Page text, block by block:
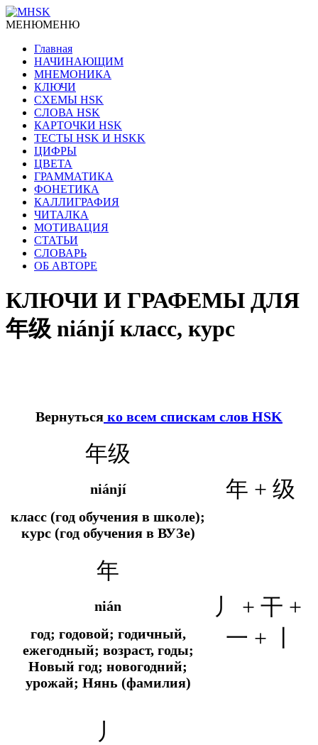
МЕНЮМЕНЮ
Главная
НАЧИНАЮЩИМ
МНЕМОНИКА
КЛЮЧИ
СХЕМЫ HSK
СЛОВА HSK
КАРТОЧКИ HSK
ТЕСТЫ HSK И HSKK
ЦИФРЫ
ЦВЕТА
ГРАММАТИКА
ФОНЕТИКА
КАЛЛИГРАФИЯ
ЧИТАЛКА
МОТИВАЦИЯ
СТАТЬИ
СЛОВАРЬ
ОБ АВТОРЕ
КЛЮЧИ И ГРАФЕМЫ ДЛЯ
年级 niánjí класс, курс
Вернуться ко всем спискам слов HSK
年级
niánjí
класс (год обучения в школе);
курс (год обучения в ВУЗе)
年 + 级
年
nián
год; годовой; годичный,
ежегодный; возраст, годы;
Новый год; новогодний;
урожай; Нянь (фамилия)
丿 + 干 +
一 + 丨
丿